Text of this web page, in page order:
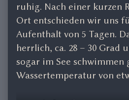
ruhig. Nach einer kurzen
Ort entschieden wir uns
Aufenthalt von 5 Tagen.
herrlich, ca. 28 – 30 Grad
sogar im See schwimmen
Wassertemperatur von